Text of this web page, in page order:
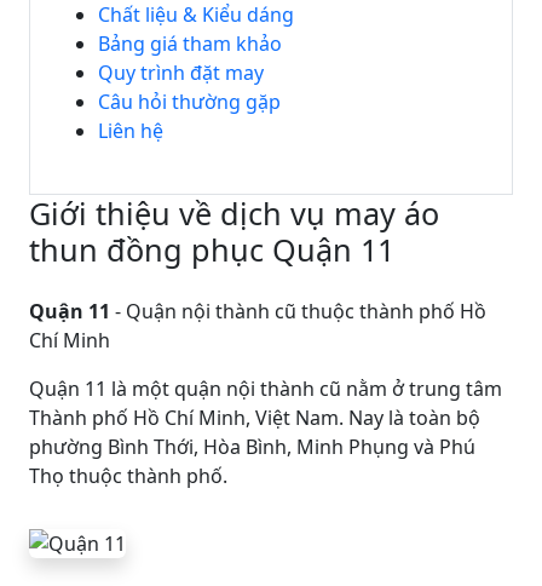
Chất liệu & Kiểu dáng
Bảng giá tham khảo
Quy trình đặt may
Câu hỏi thường gặp
Liên hệ
Giới thiệu về dịch vụ may áo
thun đồng phục Quận 11
Quận 11 - Quận nội thành cũ thuộc thành phố Hồ
Chí Minh
Quận 11 là một quận nội thành cũ nằm ở trung tâm
Thành phố Hồ Chí Minh, Việt Nam. Nay là toàn bộ
phường Bình Thới, Hòa Bình, Minh Phụng và Phú
Thọ thuộc thành phố.